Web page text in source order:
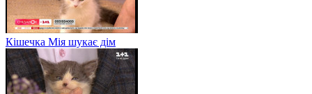
Кішечка Мія шукає дім